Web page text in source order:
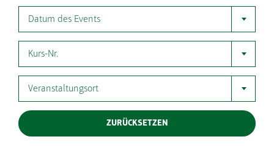
Datum des Events
Kurs-Nr.
Veranstaltungsort
ZURÜCKSETZEN